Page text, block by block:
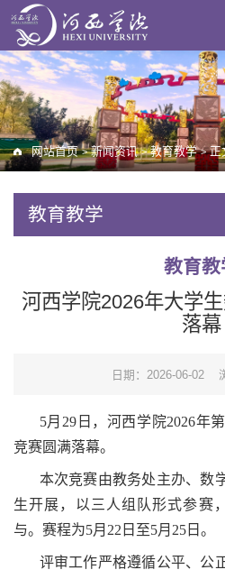
网站首页 > 新闻资讯 > 教育教学 > 正
教育教学
教育教
河西学院2026年大学
落幕
日期：2026-06-02
5月29日，河西学院2026年
竞赛圆满落幕。
本次竞赛由教务处主办、数
生开展，以三人组队形式参赛
与。赛程为5月22日至5月25日。
评审工作严格遵循公平、公